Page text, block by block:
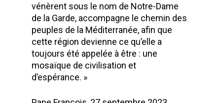
vénèrent sous le nom de Notre-Dame
de la Garde, accompagne le chemin des
peuples de la Méditerranée, afin que
cette région devienne ce qu’elle a
toujours été appelée à être : une
mosaïque de civilisation et
d’espérance. »